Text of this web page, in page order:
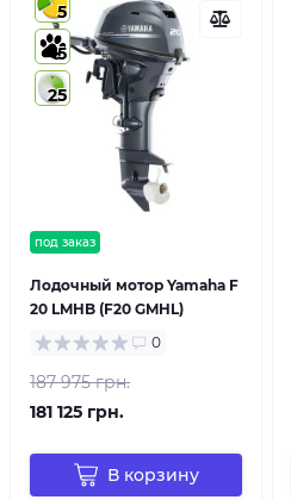
под заказ
Лодочный мотор Yamaha F
20 LMHB (F20 GMHL)
5
5
25
0
187 975 грн.
181 125 грн.
В корзину